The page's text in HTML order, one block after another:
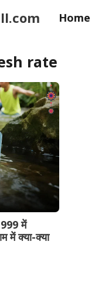
Home
rate
में
में क्या-क्या